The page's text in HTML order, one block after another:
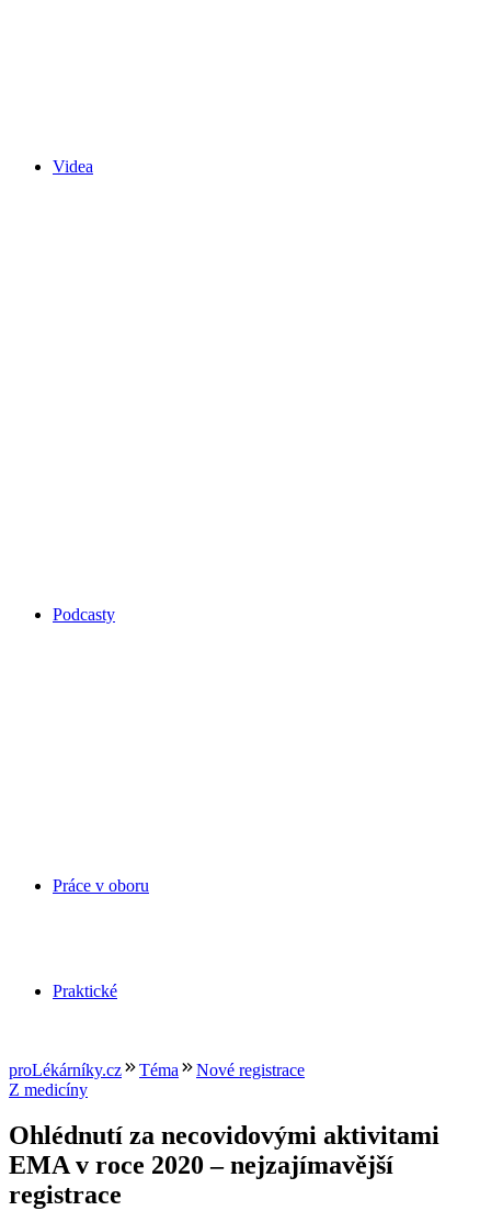
Videa
Podcasty
Práce v oboru
Praktické
proLékárníky.cz Téma
Nové registrace
Z medicíny
Ohlédnutí za necovidovými aktivitami
EMA v roce 2020 –⁠ nejzajímavější
registrace